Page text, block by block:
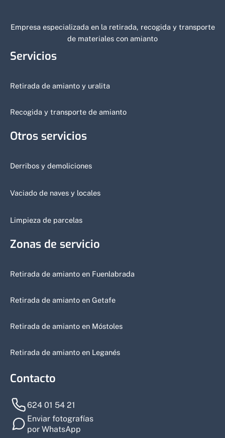
Empresa especializada en la retirada, recogida y transporte
de materiales con amianto
Servicios
Retirada de amianto y uralita
Recogida y transporte de amianto
Otros servicios
Derribos y demoliciones
Vaciado de naves y locales
Limpieza de parcelas
Zonas de servicio
Retirada de amianto en Fuenlabrada
Retirada de amianto en Getafe
Retirada de amianto en Móstoles
Retirada de amianto en Leganés
Contacto
624 01 54 21
Enviar fotografías
por WhatsApp